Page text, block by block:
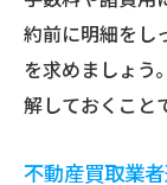
約前に明細をし
を求めましょう
解しておくこと
不動産買取業